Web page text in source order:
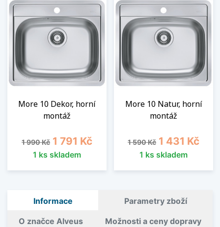
More 10 Dekor, horní
montáž
Běžná cena
1 990 Kč Cena
1 791 Kč
1 ks skladem
More 10 Natur, horní
montáž
Běžná cena
1 590 Kč Cena
1 431 Kč
1 ks skladem
Informace Parametry zboží
O značce Alveus Možnosti a ceny dopravy